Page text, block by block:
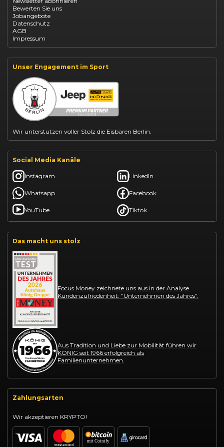
Fiat 500 finanzieren
Fiat Panda leasen
Dacia Duster finanzieren
Dacia Sandero kaufen
Dacia Jogger leasen
Jeep Compass leasen
Jeep Renegade finanzieren
Suzuki Swift finanzieren
BYD Dolphin finanzieren
Kia Ceed finanzieren
Kia Sportage leasen
Mazda CX-30 finanzieren
Citroën C3 leasen
Bewerten Sie uns
Jobangebote
Datenschutz
AGB
Impressum
Unser Engagement im Sport
Wir unterstützen voller Stolz die Eisbären Berlin.
Social Media Kanäle
Instagram LinkedIn
Whatsapp Facebook
YouTube Tiktok
Das macht uns stolz
Focus Money zeichnete uns aus in der Analyse
Kundenzufriedenheit: "Unternehmen des Jahres".
Aus Tradition und Liebe zur Mobilität führen wir
KÖNIG seit 1966 erfolgreich als
Familienunternehmen.
Zahlungsarten
Wir akzeptieren KRYPTO!